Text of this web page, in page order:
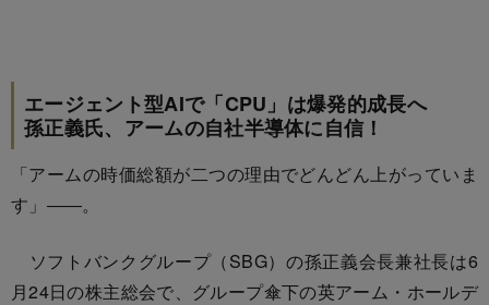
エージェント型AIで「CPU」は爆発的成長へ
孫正義氏、アームの自社半導体に自信！
「アームの時価総額が二つの理由でどんどん上がっていま
す」――。
ソフトバンクグループ（SBG）の孫正義会長兼社長は6
月24日の株主総会で、グループ傘下の英アーム・ホールデ